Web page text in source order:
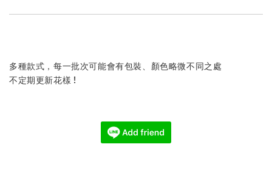
多種款式，每一批次可能會有包裝、顏色略微不同之處
不定期更新花樣 !